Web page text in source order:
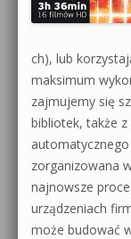
ch), lub
maksimum
zajmujemy się
bibliotek, także
zorganizowana
najnowsze
urządzeniach
może budować